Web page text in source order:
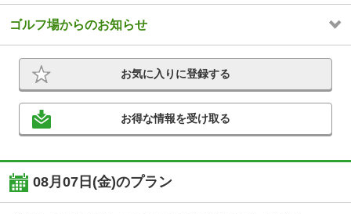
ゴルフ場からのお知らせ
お気に入りに登録する
お得な情報を受け取る
08月07日(金)のプラン